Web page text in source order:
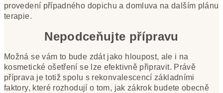
provedení případného dopichu a domluva na dalším plánu
terapie.
Nepodceňujte přípravu
Možná se vám to bude zdát jako hloupost, ale i na
kosmetické ošetření se lze efektivně připravit. Právě
příprava je totiž spolu s rekonvalescencí základními
faktory, které rozhodují o tom, jak zákrok budete obecně